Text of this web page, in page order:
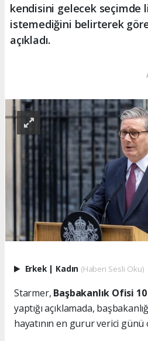
kendisini gelecek seçimde
istemediğini belirterek
açıkladı.
Erkek | Kadın (Haberi Sesli Oku)
Starmer, Başbakanlık Ofisi
yaptığı açıklamada,
hayatının en gurur verici